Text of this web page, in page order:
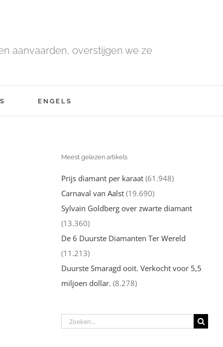
aanvaarden, overstijgen we ze
ENGELS
Meest gelezen artikels
Prijs diamant per karaat (61.948)
Carnaval van Aalst (19.690)
Sylvain Goldberg over zwarte diamant
(13.360)
De 6 Duurste Diamanten Ter Wereld
(11.213)
Duurste Smaragd ooit. Verkocht voor 5,5
miljoen dollar. (8.278)
Zoeken